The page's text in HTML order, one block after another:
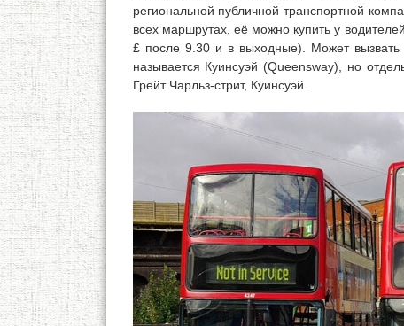
региональной публичной транспортной
всех маршрутах, её можно купить у
£ после 9.30 и в выходные). Может вызвать
называется Куинсуэй (Queensway), но
Грейт Чарльз-стрит, Куинсуэй.